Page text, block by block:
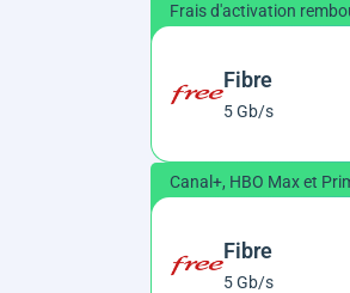
Frais d'activation
Fibre
5 Gb/s
Canal+, HBO Max et
Fibre
5 Gb/s